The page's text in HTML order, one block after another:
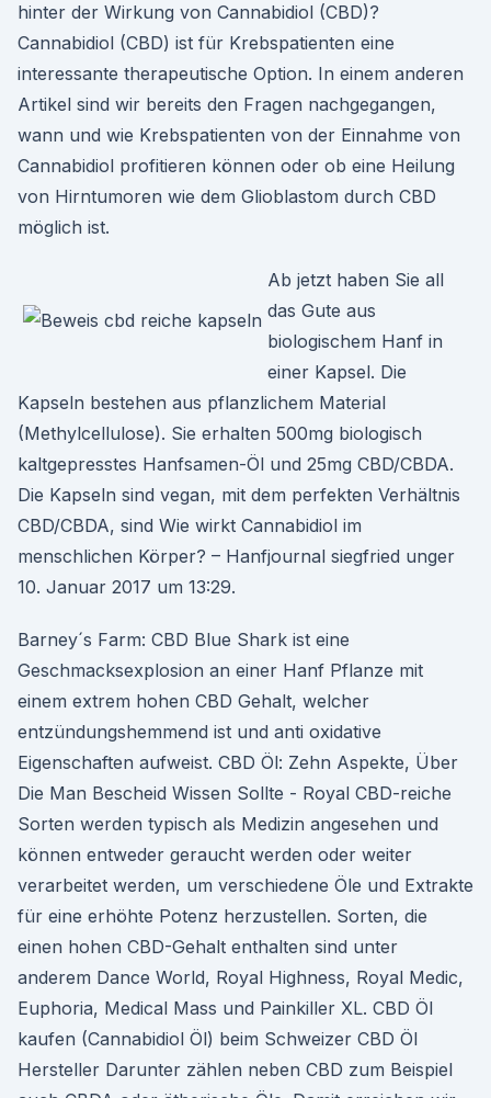
hinter der Wirkung von Cannabidiol (CBD)?
Cannabidiol (CBD) ist für Krebspatienten eine
interessante therapeutische Option. In einem anderen
Artikel sind wir bereits den Fragen nachgegangen,
wann und wie Krebspatienten von der Einnahme von
Cannabidiol profitieren können oder ob eine Heilung
von Hirntumoren wie dem Glioblastom durch CBD
möglich ist.
Ab jetzt haben Sie all
das Gute aus
biologischem Hanf in
einer Kapsel. Die
Kapseln bestehen aus pflanzlichem Material
(Methylcellulose). Sie erhalten 500mg biologisch
kaltgepresstes Hanfsamen-Öl und 25mg CBD/CBDA.
Die Kapseln sind vegan, mit dem perfekten Verhältnis
CBD/CBDA, sind Wie wirkt Cannabidiol im
menschlichen Körper? – Hanfjournal siegfried unger
10. Januar 2017 um 13:29.
Barney´s Farm: CBD Blue Shark ist eine
Geschmacksexplosion an einer Hanf Pflanze mit
einem extrem hohen CBD Gehalt, welcher
entzündungshemmend ist und anti oxidative
Eigenschaften aufweist. CBD Öl: Zehn Aspekte, Über
Die Man Bescheid Wissen Sollte - Royal CBD-reiche
Sorten werden typisch als Medizin angesehen und
können entweder geraucht werden oder weiter
verarbeitet werden, um verschiedene Öle und Extrakte
für eine erhöhte Potenz herzustellen. Sorten, die
einen hohen CBD-Gehalt enthalten sind unter
anderem Dance World, Royal Highness, Royal Medic,
Euphoria, Medical Mass und Painkiller XL. CBD Öl
kaufen (Cannabidiol Öl) beim Schweizer CBD Öl
Hersteller Darunter zählen neben CBD zum Beispiel